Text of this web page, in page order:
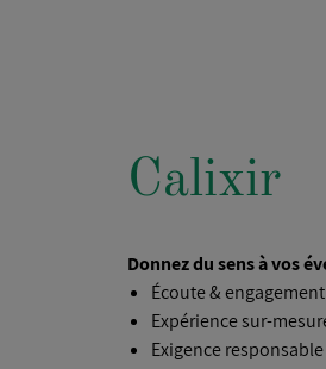
Calixir
Donnez du sens à vos
Écoute & engagement
Expérience sur-
Exigence responsable